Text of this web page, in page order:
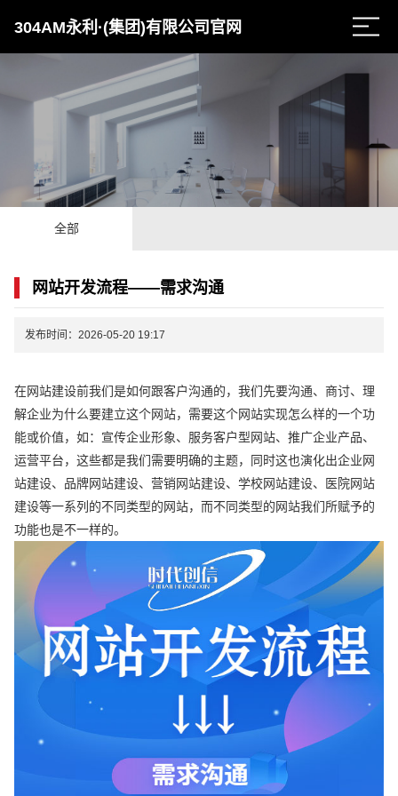
304AM永利·(集团)有限公司官网
全部
网站开发流程——需求沟通
发布时间：2026-05-20 19:17
在网站建设前我们是如何跟客户沟通的，我们先要沟通、商讨、理
解企业为什么要建立这个网站，需要这个网站实现怎么样的一个功
能或价值，如：宣传企业形象、服务客户型网站、推广企业产品、
运营平台，这些都是我们需要明确的主题，同时这也演化出企业网
站建设、品牌网站建设、营销网站建设、学校网站建设、医院网站
建设等一系列的不同类型的网站，而不同类型的网站我们所赋予的
功能也是不一样的。